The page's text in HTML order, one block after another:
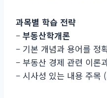
과목별 학습 전략
– 부동산학개론
– 기본 개념과 용어를 정
– 부동산 경제 관련 이론
– 시사성 있는 내용 주목